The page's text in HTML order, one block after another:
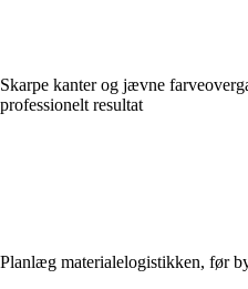
Skarpe kanter og jævne
professionelt resultat
Planlæg materialelogistikken, før